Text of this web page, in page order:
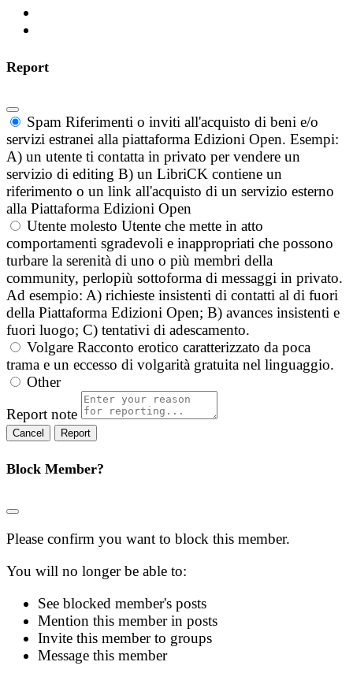
Report
Spam Riferimenti o inviti all'acquisto di beni e/o
servizi estranei alla piattaforma Edizioni Open. Esempi:
A) un utente ti contatta in privato per vendere un
servizio di editing B) un LibriCK contiene un
riferimento o un link all'acquisto di un servizio esterno
alla Piattaforma Edizioni Open
Utente molesto Utente che mette in atto
comportamenti sgradevoli e inappropriati che possono
turbare la serenità di uno o più membri della
community, perlopiù sottoforma di messaggi in privato.
Ad esempio: A) richieste insistenti di contatti al di fuori
della Piattaforma Edizioni Open; B) avances insistenti e
fuori luogo; C) tentativi di adescamento.
Volgare Racconto erotico caratterizzato da poca
trama e un eccesso di volgarità gratuita nel linguaggio.
Other
Report note
Report
Block Member?
Please confirm you want to block this member.
You will no longer be able to:
See blocked member's posts
Mention this member in posts
Invite this member to groups
Message this member